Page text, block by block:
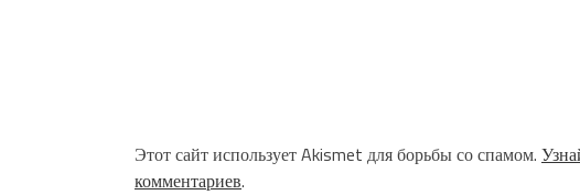
Этот сайт использует Akismet для борьбы со спамом.
комментариев.